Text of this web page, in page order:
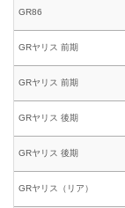
GR86
GRヤリス 前期
GRヤリス 前期
GRヤリス 後期
GRヤリス 後期
GRヤリス（リア）